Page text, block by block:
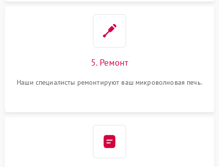
5. Ремонт
Наши специалисты ремонтируют ваш микроволновая печь.